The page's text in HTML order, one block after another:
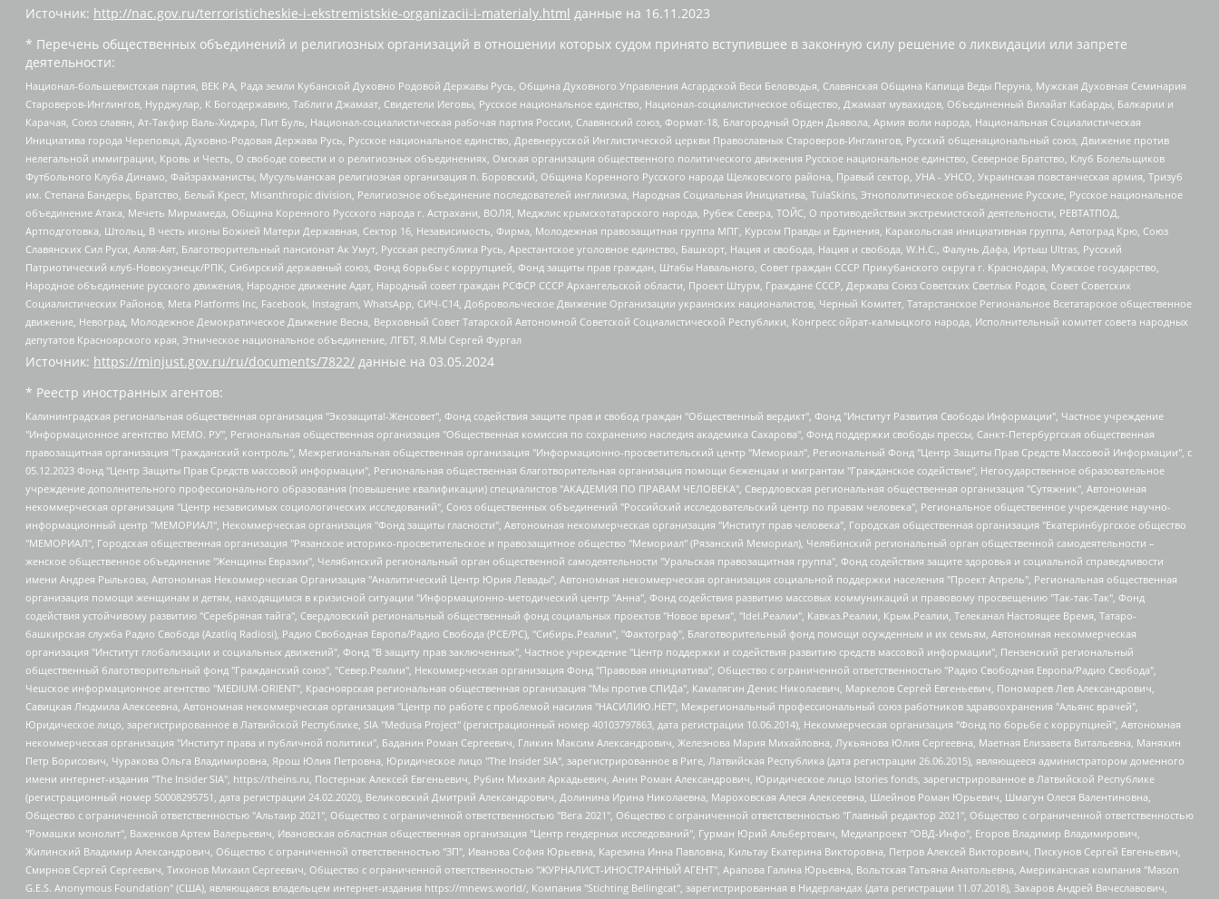
Источник: http://nac.gov.ru/terroristicheskie-i-ekstremistskie-organizacii-i-materialy.html данные на 16.11.2023
* Перечень общественных объединений и религиозных организаций в отношении которых судом принято вступившее в законную силу решение о ликвидации или запрете
деятельности:
Национал-большевистская партия, ВЕК РА, Рада земли Кубанской Духовно Родовой Державы Русь, Община Духовного Управления Асгардской Веси Беловодья, Славянская Община Капища Веды Перуна, Мужская Духовная Семинария
Староверов-Инглингов, Нурджулар, К Богодержавию, Таблиги Джамаат, Свидетели Иеговы, Русское национальное единство, Национал-социалистическое общество, Джамаат мувахидов, Объединенный Вилайат Кабарды, Балкарии и
Карачая, Союз славян, Ат-Такфир Валь-Хиджра, Пит Буль, Национал-социалистическая рабочая партия России, Славянский союз, Формат-18, Благородный Орден Дьявола, Армия воли народа, Национальная Социалистическая
Инициатива города Череповца, Духовно-Родовая Держава Русь, Русское национальное единство, Древнерусской Инглистической церкви Православных Староверов-Инглингов, Русский общенациональный союз, Движение против
нелегальной иммиграции, Кровь и Честь, О свободе совести и о религиозных объединениях, Омская организация общественного политического движения Русское национальное единство, Северное Братство, Клуб Болельщиков
Футбольного Клуба Динамо, Файзрахманисты, Мусульманская религиозная организация п. Боровский, Община Коренного Русского народа Щелковского района, Правый сектор, УНА - УНСО, Украинская повстанческая армия, Тризуб
им. Степана Бандеры, Братство, Белый Крест, Misanthropic division, Религиозное объединение последователей инглиизма, Народная Социальная Инициатива, TulaSkins, Этнополитическое объединение Русские, Русское национальное
объединение Атака, Мечеть Мирмамеда, Община Коренного Русского народа г. Астрахани, ВОЛЯ, Меджлис крымскотатарского народа, Рубеж Севера, ТОЙС, О противодействии экстремистской деятельности, РЕВТАТПОД,
Артподготовка, Штольц, В честь иконы Божией Матери Державная, Сектор 16, Независимость, Фирма, Молодежная правозащитная группа МПГ, Курсом Правды и Единения, Каракольская инициативная группа, Автоград Крю, Союз
Славянских Сил Руси, Алля-Аят, Благотворительный пансионат Ак Умут, Русская республика Русь, Арестантское уголовное единство, Башкорт, Нация и свобода, Нация и свобода, W.H.С., Фалунь Дафа, Иртыш Ultras, Русский
Патриотический клуб-Новокузнецк/РПК, Сибирский державный союз, Фонд борьбы с коррупцией, Фонд защиты прав граждан, Штабы Навального, Совет граждан СССР Прикубанского округа г. Краснодара, Мужское государство,
Народное объединение русского движения, Народное движение Адат, Народный совет граждан РСФСР СССР Архангельской области, Проект Штурм, Граждане СССР, Держава Союз Советских Светлых Родов, Совет Советских
Социалистических Районов, Meta Platforms Inc, Facebook, Instagram, WhatsApp, СИЧ-С14, Добровольческое Движение Организации украинских националистов, Черный Комитет, Татарстанское Региональное Всетатарское общественное
движение, Невоград, Молодежное Демократическое Движение Весна, Верховный Совет Татарской Автономной Советской Социалистической Республики, Конгресс ойрат-калмыцкого народа, Исполнительный комитет совета народных
депутатов Красноярского края, Этническое национальное объединение, ЛГБТ, Я.МЫ Сергей Фургал
Источник: https://minjust.gov.ru/ru/documents/7822/ данные на 03.05.2024
* Реестр иностранных агентов:
Калининградская региональная общественная организация "Экозащита!-Женсовет", Фонд содействия защите прав и свобод граждан "Общественный вердикт", Фонд "Институт Развития Свободы Информации", Частное учреждение "Информационное агентство МЕМО. РУ", Региональная общественная организация "Общественная комиссия по сохранению наследия академика Сахарова", Фонд поддержки свободы прессы, Санкт-Петербургская общественная правозащитная организация "Гражданский контроль", Межрегиональная общественная организация "Информационно-просветительский центр "Мемориал", Региональный Фонд "Центр Защиты Прав Средств Массовой Информации", с 05.12.2023 Фонд "Центр Защиты Прав Средств массовой информации", Региональная общественная благотворительная организация помощи беженцам и мигрантам "Гражданское содействие", Негосударственное образовательное учреждение дополнительного профессионального образования (повышение квалификации) специалистов "АКАДЕМИЯ ПО ПРАВАМ ЧЕЛОВЕКА", Свердловская региональная общественная организация "Сутяжник", Автономная некоммерческая организация "Центр независимых социологических исследований", Союз общественных объединений "Российский исследовательский центр по правам человека", Региональное общественное учреждение научно-информационный центр "МЕМОРИАЛ", Некоммерческая организация "Фонд защиты гласности", Автономная некоммерческая организация "Институт прав человека", Городская общественная организация "Екатеринбургское общество "МЕМОРИАЛ", Городская общественная организация "Рязанское историко-просветительское и правозащитное общество "Мемориал" (Рязанский Мемориал), Челябинский региональный орган общественной самодеятельности – женское общественное объединение "Женщины Евразии", Челябинский региональный орган общественной самодеятельности "Уральская правозащитная группа", Фонд содействия защите здоровья и социальной справедливости имени Андрея Рылькова, Автономная Некоммерческая Организация "Аналитический Центр Юрия Левады", Автономная некоммерческая организация социальной поддержки населения "Проект Апрель", Региональная общественная организация помощи женщинам и детям, находящимся в кризисной ситуации "Информационно-методический центр "Анна", Фонд содействия развитию массовых коммуникаций и правовому просвещению "Так-так-Так", Фонд содействия устойчивому развитию "Серебряная тайга", Свердловский региональный общественный фонд социальных проектов "Новое время", "Idel.Реалии", Кавказ.Реалии, Крым.Реалии, Телеканал Настоящее Время, Татаро-башкирская служба Радио Свобода (Azatliq Radiosi), Радио Свободная Европа/Радио Свобода (PCE/PC), "Сибирь.Реалии", "Фактограф", Благотворительный фонд помощи осужденным и их семьям, Автономная некоммерческая организация "Институт глобализации и социальных движений", Фонд "В защиту прав заключенных", Частное учреждение "Центр поддержки и содействия развитию средств массовой информации", Пензенский региональный общественный благотворительный фонд "Гражданский союз", "Север.Реалии", Некоммерческая организация Фонд "Правовая инициатива", Общество с ограниченной ответственностью "Радио Свободная Европа/Радио Свобода", Чешское информационное агентство "MEDIUM-ORIENT", Красноярская региональная общественная организация "Мы против СПИДа", Камалягин Денис Николаевич, Маркелов Сергей Евгеньевич, Пономарев Лев Александрович, Савицкая Людмила Алексеевна, Автономная некоммерческая организация "Центр по работе с проблемой насилия "НАСИЛИЮ.НЕТ", Межрегиональный профессиональный союз работников здравоохранения "Альянс врачей", Юридическое лицо, зарегистрированное в Латвийской Республике, SIA "Medusa Project" (регистрационный номер 40103797863, дата регистрации 10.06.2014), Некоммерческая организация "Фонд по борьбе с коррупцией", Автономная некоммерческая организация "Институт права и публичной политики", Баданин Роман Сергеевич, Гликин Максим Александрович, Железнова Мария Михайловна, Лукьянова Юлия Сергеевна, Маетная Елизавета Витальевна, Маняхин Петр Борисович, Чуракова Ольга Владимировна, Ярош Юлия Петровна, Юридическое лицо "The Insider SIA", зарегистрированное в Риге, Латвийская Республика (дата регистрации 26.06.2015), являющееся администратором доменного имени интернет-издания "The Insider SIA", https://theins.ru, Постернак Алексей Евгеньевич, Рубин Михаил Аркадьевич, Анин Роман Александрович, Юридическое лицо Istories fonds, зарегистрированное в Латвийской Республике (регистрационный номер 50008295751, дата регистрации 24.02.2020), Великовский Дмитрий Александрович, Долинина Ирина Николаевна, Мароховская Алеся Алексеевна, Шлейнов Роман Юрьевич, Шмагун Олеся Валентиновна, Общество с ограниченной ответственностью "Альтаир 2021", Общество с ограниченной ответственностью "Вега 2021", Общество с ограниченной ответственностью "Главный редактор 2021", Общество с ограниченной ответственностью "Ромашки монолит", Важенков Артем Валерьевич, Ивановская областная общественная организация "Центр гендерных исследований", Гурман Юрий Альбертович, Медиапроект "ОВД-Инфо", Егоров Владимир Владимирович, Жилинский Владимир Александрович, Общество с ограниченной ответственностью "ЗП", Иванова София Юрьевна, Карезина Инна Павловна, Кильтау Екатерина Викторовна, Петров Алексей Викторович, Пискунов Сергей Евгеньевич, Смирнов Сергей Сергеевич, Тихонов Михаил Сергеевич, Общество с ограниченной ответственностью "ЖУРНАЛИСТ-ИНОСТРАННЫЙ АГЕНТ", Арапова Галина Юрьевна, Вольтская Татьяна Анатольевна, Американская компания "Mason G.E.S. Anonymous Foundation" (США), являющаяся владельцем интернет-издания https://mnews.world/, Компания "Stichting Bellingcat", зарегистрированная в Нидерландах (дата регистрации 11.07.2018), Захаров Андрей Вячеславович, Клепиковская Екатерина Дмитриевна, Общество с ограниченной ответственностью "МЕМО", Перл Роман Александрович, Симонов Евгений Алексеевич, Соловьева Елена Анатольевна, Сотников Даниил Владимирович, Сурначева Елизавета Дмитриевна, Автономная некоммерческая организация по защите прав человека и информированию населения "Якутия – Наше Мнение", Общество с ограниченной ответственностью "Москоу диджитал медиа", с 26.01.2023 Общество с ограниченной ответственностью "Чайка Белые сады", Ветошкина Валерия Валерьевна, Заговора Максим Александрович, Межрегиональное общественное движение "Российская ЛГБТ - сеть", Оленичев Максим Владимирович, Павлов Иван Юрьевич, Скворцова Елена Сергеевна, Общество с ограниченной ответственностью "Как бы инагент", Кочетков Игорь Викторович, Общество с ограниченной ответственностью "Честные выборы", Еланчик Олег Александрович, Общество с ограниченной ответственностью "Нобелевский призыв", Гималова Регина Эмилевна, Григорьев Андрей Валерьевич, Григорьева Алина Александровна, Ассоциация по содействию защите прав призывников, альтернативнослужащих и военнослужащих "Правозащитная группа "Гражданин.Армия.Право", Хисамова Регина Фаритовна, Автономная некоммерческая организация по реализации социально-правовых программ "Лилит", Дальневосточное общественное движение "Маяк", Санкт-Петербургская ЛГБТ-инициативная группа "Выход", Инициативная группа ЛГБТ+ "Реверс", Алексеев Андрей Викторович, Бекбулатова Таисия Львовна, Беляев Иван Михайлович, Владыкина Елена Сергеевна, Гельман Марат Александрович, Никульшина Вероника Юрьевна, Толоконникова Надежда Андреевна, Шендерович Виктор Анатольевич, Общество с ограниченной ответственностью "Данное сообщение", Общество с ограниченной ответственностью Издательский дом "Новая глава", Айнбиндер Александра Александровна, Московский комьюнити-центр для ЛГБТ+инициатив, Благотворительный фонд развития филантропии, Deutsche Welle (Германия, Kurt-Schumacher-Strasse 3, 53113 Bonn), Борзунова Мария Михайловна, Воробьев Виктор Викторович, Голубева Анна Львовна, Константинова Алла Михайловна, Малкова Ирина Владимировна, Мурадов Мурад Абдулгалимович, Осетинская Елизавета Николаевна, Понасенков Евгений Николаевич, Ганапольский Матвей Юрьевич, Киселев Евгений Алексеевич, Борухович Ирина Григорьевна, Дремин Иван Тимофеевич, Дубровский Дмитрий Викторович, Красноярская региональная общественная организация поддержки и развития альтернативных образовательных технологий и межкультурных коммуникаций "ИНТЕРРА", Маяковская Екатерина Алексеевна, Фейгин Марк Захарович, Филимонов Андрей Викторович, Дзугкоева Регина Николаевна, Доброхотов Роман Александрович, Дудь Юрий Александрович, Елкин Сергей Владимирович, Кругликов Кирилл Игоревич, Сабунаева Мария Леонидовна, Семенов Алексей Владимирович, Шаинян Карен Багратович, Шульман Екатерина Михайловна, Асафьев Артур Валерьевич, Вахштайн Виктор Семенович, Венедиктов Алексей Алексеевич, Лушникова Екатерина Евгеньевна, Волков Леонид Михайлович, Невзоров Александр Глебович, Пархоменко Сергей Борисович, Сироткин Ярослав Николаевич, Кара-Мурза Владимир Владимирович, Баранова Наталья Владимировна, Гозман Леонид Яковлевич, Кагарлицкий Борис Юльевич, Климарев Михаил Валерьевич, Милов Владимир Станиславович, Автономная некоммерческая организация Краснодарский центр современного искусства "Типография", Моргенштерн Алишер Тагирович, Соболь Любовь Эдуардовна, Общество с ограниченной ответственностью "ЛИЗА НОРМ", Каспаров Гарри Кимович, Ходорковский Михаил Борисович, Общество с ограниченной ответственностью "Апрельские тезисы", Данилович Ирина Брониславовна, Кашин Олег Владимирович, Петров Николай Владимирович, Пивоваров Алексей Владимирович, Соколов Михаил Владимирович, Цветкова Юлия Владимировна, Чичваркин Евгений Александрович, Комитет против пыток/Команда против пыток, Общество с ограниченной ответственностью "Первый научный", Общество с ограниченной ответственностью "Вертолет и ко", Белоцерковская Вероника Борисовна, Кац Максим Евгеньевич, Лазарева Татьяна Юрьевна, Шаведдинов Руслан Табризович, Яшин Илья Валерьевич, Общество с ограниченной ответственностью "Иноагент ААВ", Алешковский Дмитрий Петрович, Альбац Евгения Марковна, Быков Дмитрий Львович, Галямина Юлия Евгеньевна, Лойко Сергей Леонидович, Мартынов Кирилл Константинович, Медведев Сергей Александрович, Крашенинников Федор Геннадиевич, Гордеева Катерина Вл